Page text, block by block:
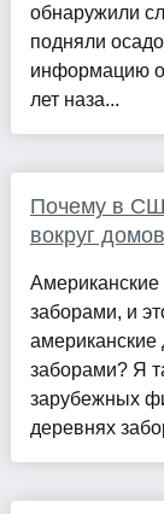
обнаружили
подняли
информацию
лет наза...
Почему в
вокруг домов
заборами, и
заборами? Я
зарубежных
деревнях